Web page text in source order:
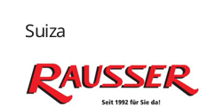
Suiza